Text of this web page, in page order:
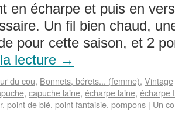
en écharpe et puis en
Un fil bien chaud,
pour cette saison, et 2
lecture →
du cou, Bonnets, bérets... (femme), Vintage
, capuche laine, écharpe laine, écharpe
, point de blé, point fantaisie, pompons | Un